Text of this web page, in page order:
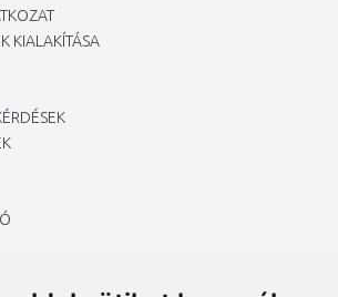
KIALAKÍTÁSA